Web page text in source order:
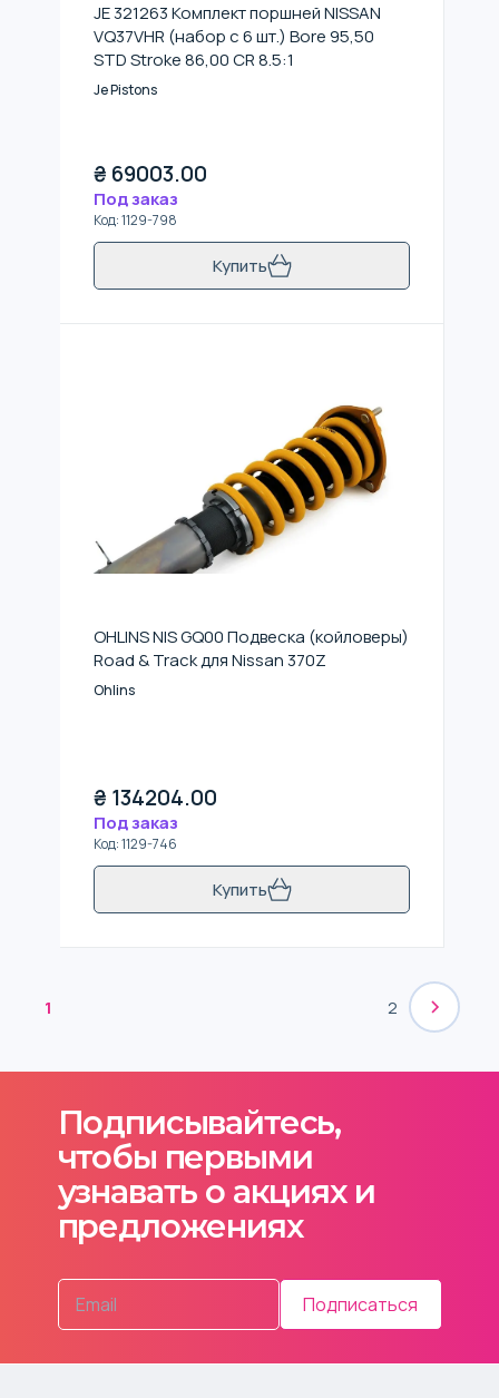
JE 321263 Комплект поршней NISSAN
VQ37VHR (набор с 6 шт.) Bore 95,50
STD Stroke 86,00 CR 8.5:1
Je Pistons
₴ 69003.00
Под заказ
Код:1129-798
Купить
OHLINS NIS GQ00 Подвеска (койловеры)
Road & Track для Nissan 370Z
Ohlins
₴ 134204.00
Под заказ
Код:1129-746
Купить
1 2
Подписывайтесь,
чтобы первыми
узнавать о акциях и
предложениях
Подписаться